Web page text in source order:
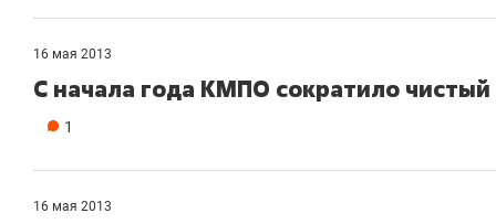
16 мая 2013
С начала года КМПО сократило чистый
1
16 мая 2013